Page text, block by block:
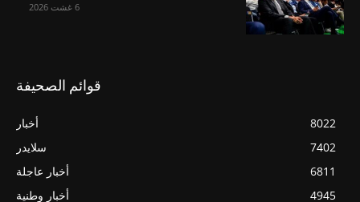
6 غشت 2026
قوائم الصحيفة
أخبار
8022
سلايدر
7402
أخبار عاجلة
6811
أخبار وطنية
4945